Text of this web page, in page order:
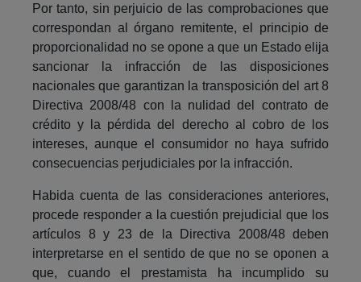
Por tanto, sin perjuicio de las comprobaciones que
correspondan al órgano remitente, el principio de
proporcionalidad no se opone a que un Estado elija
sancionar la infracción de las disposiciones
nacionales que garantizan la transposición del art 8
Directiva 2008/48 con la nulidad del contrato de
crédito y la pérdida del derecho al cobro de los
intereses, aunque el consumidor no haya sufrido
consecuencias perjudiciales por la infracción.
Habida cuenta de las consideraciones anteriores,
procede responder a la cuestión prejudicial que los
artículos 8 y 23 de la Directiva 2008/48 deben
interpretarse en el sentido de que no se oponen a
que, cuando el prestamista ha incumplido su